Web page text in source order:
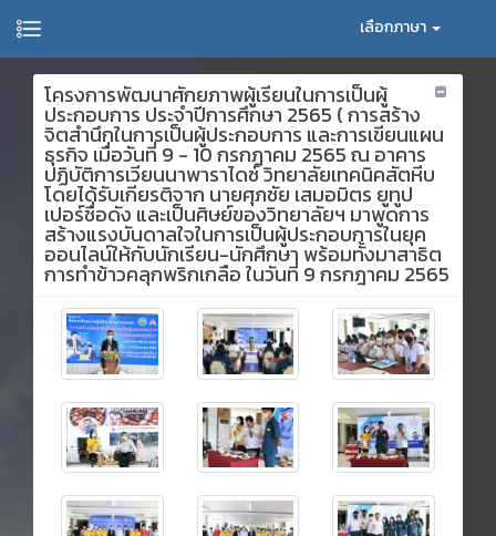
เลือกภาษา
โครงการพัฒนาศักยภาพผู้เรียนในการเป็นผู้
ประกอบการ ประจำปีการศึกษา 2565 ( การสร้าง
จิตสำนึกในการเป็นผู้ประกอบการ และการเขียนแผน
ธุรกิจ เมื่อวันที่ 9 - 10 กรกฎาคม 2565 ณ อาคาร
ปฏิบัติการเวียนนาพาราไดซ์ วิทยาลัยเทคนิคสัตหีบ
โดยได้รับเกียรติจาก นายศุภชัย เสมอมิตร ยูทูป
เปอร์ชื่อดัง และเป็นศิษย์ของวิทยาลัยฯ มาพูดการ
สร้างแรงบันดาลใจในการเป็นผู้ประกอบการในยุค
ออนไลน์ให้กับนักเรียน-นักศึกษา พร้อมทั้งมาสาธิต
การทำข้าวคลุกพริกเกลือ ในวันที่ 9 กรกฎาคม 2565